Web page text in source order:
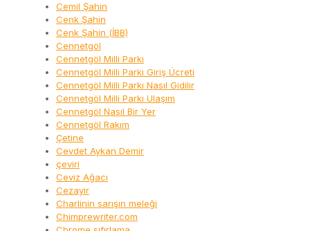
Cemil Şahin
Cenk Şahin
Cenk Şahin (İBB)
Cennetgöl
Cennetgöl Milli Parkı
Cennetgöl Milli Parkı Giriş Ücreti
Cennetgöl Milli Parkı Nasıl Gidilir
Cennetgöl Milli Parkı Ulaşım
Cennetgöl Nasıl Bir Yer
Cennetgöl Rakım
Çetine
Cevdet Aykan Demir
çeviri
Ceviz Ağacı
Cezayir
Charlinin sarışın meleği
Chimprewriter.com